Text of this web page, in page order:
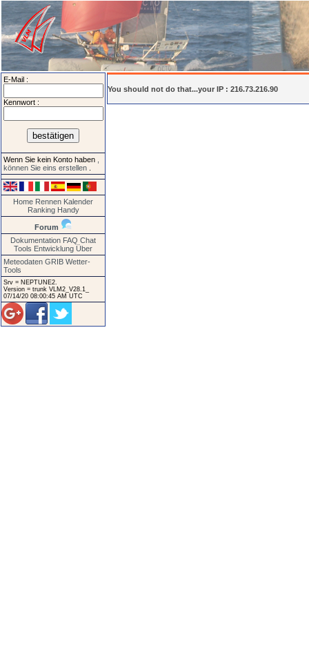
E-Mail :
Kennwort :
Wenn Sie kein Konto haben
können Sie eins erstellen
Home Rennen Kalender
Ranking Handy
Forum
Dokumentation FAQ Chat
Tools Entwicklung Über
Meteodaten GRIB Wetter-
Tools
Srv = NEPTUNE2.
Version = trunk VLM2_V28.1_
07/14/20 08:00:45 AM UTC
You should not do that...your IP : 216.73.216.90